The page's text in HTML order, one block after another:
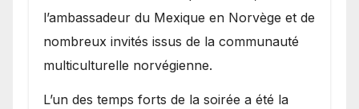
l’ambassadeur du Mexique en Norvège et de
nombreux invités issus de la communauté
multiculturelle norvégienne.
​L’un des temps forts de la soirée a été la